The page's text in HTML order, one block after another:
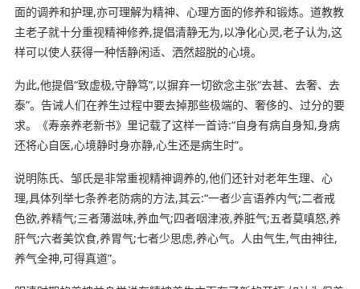
面的调养和护理,亦可理解为精神、心理方面的修养和锻炼。道教教
主老子就十分重视精神修养,提倡清静无为,以净化心灵,老子认为,这
样可以使人获得一种恬静闲适、洒然超脱的心境。
为此,他提倡“致虚极,守静笃”,以摒弃一切欲念主张“去甚、去奢、去
泰”。告诫人们在养生过程中要去掉那些极端的、奢侈的、过分的要
求。《寿亲养老新书》里记载了这样一首诗:“自身有病自身知,身病
还将心自医,心境静时身亦静,心生还是病生时”。
说明陈氏、邹氏是非常重视精神调养的,他们还针对老年生理、心
理,具体列举七条养老防病的方法,其云:“一者少言语养内气;二者戒
色欲,养精气;三者薄滋味,养血气;四者咽津液,养脏气;五者莫嗔怒,养
肝气;六者美饮食,养胃气;七者少思虑,养心气。人由气生,气由神往,
养气全神,可得真道”。